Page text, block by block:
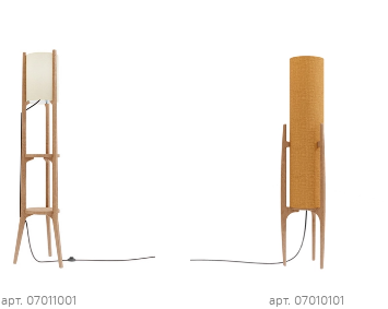
арт. 07011001 арт. 07010101